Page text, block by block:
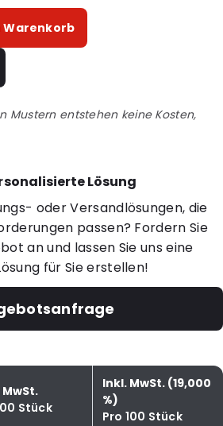
Warenkorb
Mustern entstehen keine Kosten,
Lösung
oder Versandlösungen, die
passen? Fordern Sie
an und lassen Sie uns eine
für Sie erstellen!
MwSt.
Stück
Inkl. MwSt. (19,000
%)
Pro 100 Stück